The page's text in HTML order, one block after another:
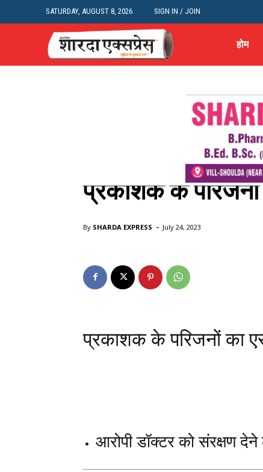
SATURDAY, AUGUST 8, 2026 SIGN IN / JOIN
होम
उत्तर प्रदेश Meerut
प्रकाशक के परिजनों
By SHARDA EXPRESS - July 24, 2023
प्रकाशक के परिजनों का
आरोपी डॉक्टर को संरक्षण